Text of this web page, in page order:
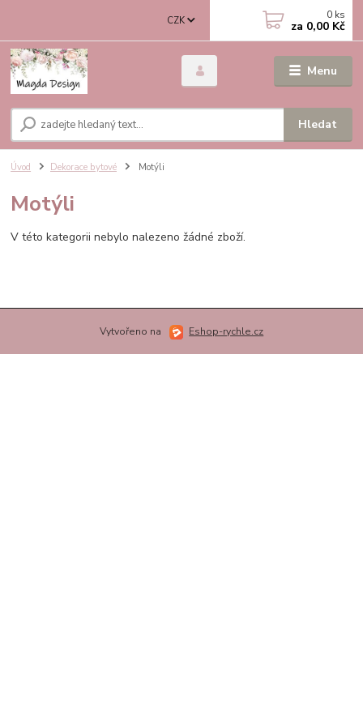
Menu
CZK
Hledat
0 ks
za 0,00 Kč
Úvod Dekorace bytové Motýli
Motýli
V této kategorii nebylo nalezeno žádné zboží.
Vytvořeno na Eshop-rychle.cz